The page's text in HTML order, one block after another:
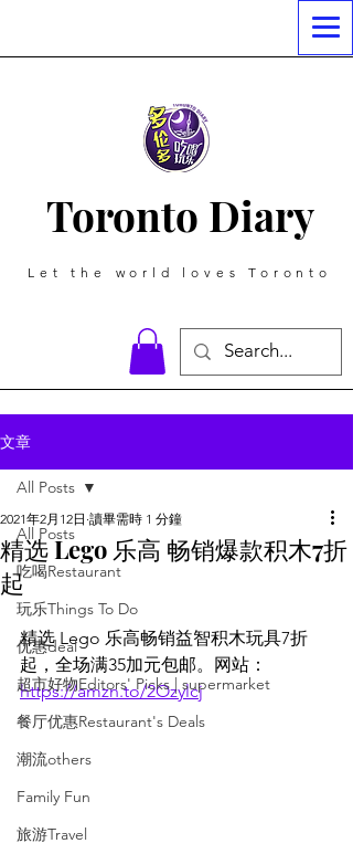
Toronto Diary
Let the world loves Toronto
文章
All Posts
吃喝Restaurant
玩乐Things To Do
优惠deal
超市好物Editors' Picks | supermarket
餐厅优惠Restaurant's Deals
潮流others
Family Fun
旅游Travel
All Posts
精选 Lego 乐高 畅销爆款积木7折
起
2021年2月12日 讀畢需時 1 分鐘
精选 Lego 乐高畅销益智积木玩具7折
起，全场满35加元包邮。网站：
https://amzn.to/2Ozylcj